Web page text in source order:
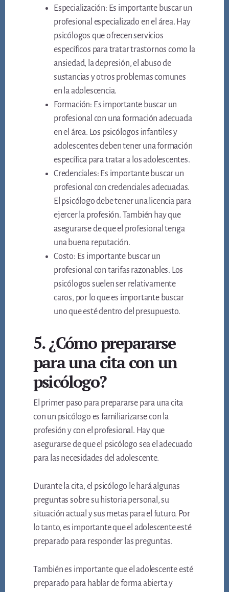
Especialización: Es importante buscar un
profesional especializado en el área. Hay
psicólogos que ofrecen servicios
específicos para tratar trastornos como la
ansiedad, la depresión, el abuso de
sustancias y otros problemas comunes
en la adolescencia.
Formación: Es importante buscar un
profesional con una formación adecuada
en el área. Los psicólogos infantiles y
adolescentes deben tener una formación
específica para tratar a los adolescentes.
Credenciales: Es importante buscar un
profesional con credenciales adecuadas.
El psicólogo debe tener una licencia para
ejercer la profesión. También hay que
asegurarse de que el profesional tenga
una buena reputación.
Costo: Es importante buscar un
profesional con tarifas razonables. Los
psicólogos suelen ser relativamente
caros, por lo que es importante buscar
uno que esté dentro del presupuesto.
5. ¿Cómo prepararse
para una cita con un
psicólogo?
El primer paso para prepararse para una cita
con un psicólogo es familiarizarse con la
profesión y con el profesional. Hay que
asegurarse de que el psicólogo sea el adecuado
para las necesidades del adolescente.
Durante la cita, el psicólogo le hará algunas
preguntas sobre su historia personal, su
situación actual y sus metas para el futuro. Por
lo tanto, es importante que el adolescente esté
preparado para responder las preguntas.
También es importante que el adolescente esté
preparado para hablar de forma abierta y